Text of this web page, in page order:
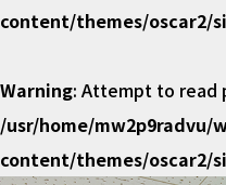
content/themes/oscar2/
Warning: Attempt to read
/usr/home/
content/themes/oscar2/